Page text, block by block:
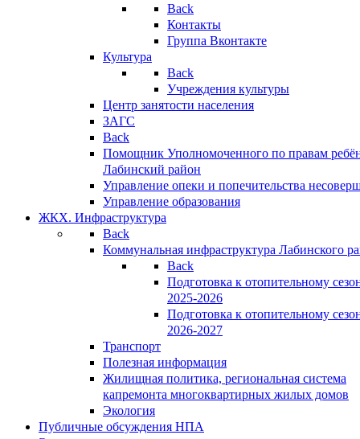
Back
Контакты
Группа Вконтакте
Культура
Back
Учреждения культуры
Центр занятости населения
ЗАГС
Back
Помощник Уполномоченного по правам
Лабинский район
Управление опеки и попечительства
Управление образования
ЖКХ. Инфраструктура
Back
Коммунальная инфраструктура Лабинского
Back
Подготовка к отопительному
2025-2026
Подготовка к отопительному
2026-2027
Транспорт
Полезная информация
Жилищная политика, региональная система
капремонта многоквартирных жилых домов
Экология
Публичные обсуждения НПА